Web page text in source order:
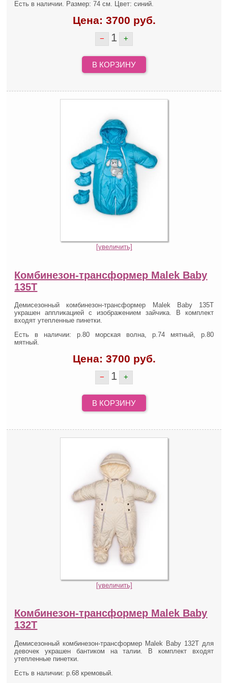
Есть в наличии. Размер: 74 см. Цвет: синий.
Цена: 3700 руб.
− 1 +
В КОРЗИНУ
[увеличить]
Комбинезон-трансформер Malek Baby
135Т
Демисезонный комбинезон-трансформер Malek Baby 135Т
украшен аппликацией с изображением зайчика. В комплект
входят утепленные пинетки.
Есть в наличии: р.80 морская волна, р.74 мятный, р.80
мятный.
Цена: 3700 руб.
− 1 +
В КОРЗИНУ
[увеличить]
Комбинезон-трансформер Malek Baby
132Т
Демисезонный комбинезон-трансформер Malek Baby 132Т для
девочек украшен бантиком на талии. В комплект входят
утепленные пинетки.
Есть в наличии: р.68 кремовый.